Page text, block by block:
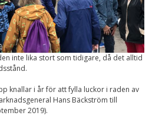
inte lika stort som tidigare, då det alltid
knallar i år för att fylla luckor i raden av
Hans Bäckström till
2019).
förbättra
hemsidans
funktionalitet
och
uppbyggnad,
baserat på
används.